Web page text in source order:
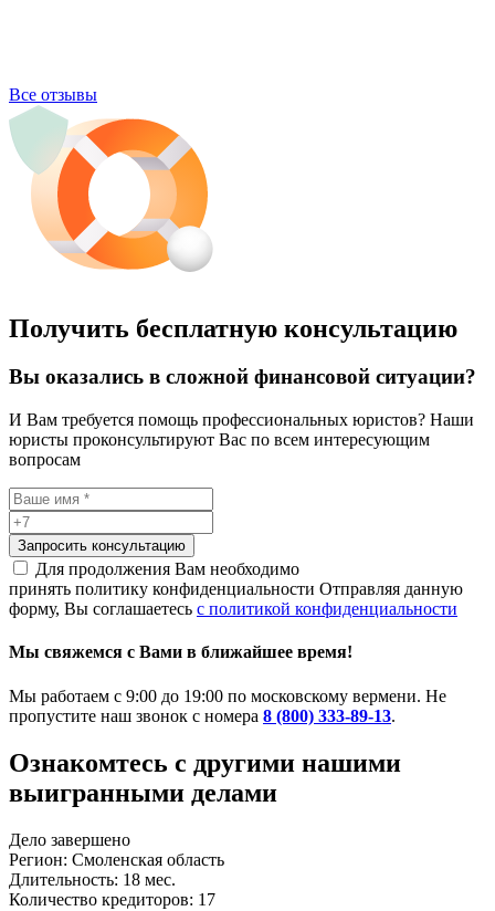
Все отзывы
Получить бесплатную консультацию
Вы оказались в сложной финансовой ситуации?
И Вам требуется помощь профессиональных юристов? Наши
юристы проконсультируют Вас по всем интересующим
вопросам
Запросить консультацию
Для продолжения Вам необходимо
принять политику конфиденциальности Отправляя данную
форму, Вы соглашаетесь с политикой конфиденциальности
Мы свяжемся с Вами в ближайшее время!
Мы работаем с 9:00 до 19:00 по московскому вермени. Не
пропустите наш звонок с номера 8 (800) 333-89-13.
Ознакомтесь c другими нашими
выигранными делами
Дело завершено
Регион: Смоленская область
Длительность: 18 мес.
Количество кредиторов: 17